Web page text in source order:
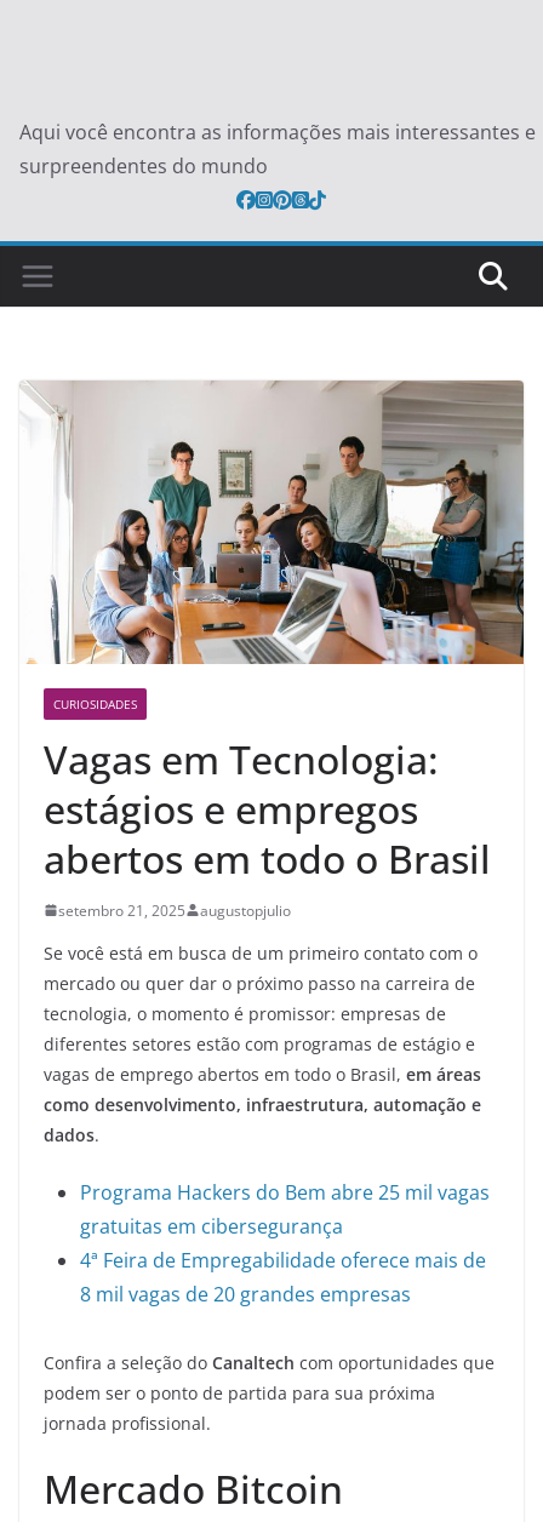
Aqui você encontra as informações mais interessantes e
surpreendentes do mundo
CURIOSIDADES
Vagas em Tecnologia:
estágios e empregos
abertos em todo o Brasil
setembro 21, 2025 augustopjulio
Se você está em busca de um primeiro contato com o
mercado ou quer dar o próximo passo na carreira de
tecnologia, o momento é promissor: empresas de
diferentes setores estão com programas de estágio e
vagas de emprego abertos em todo o Brasil, em áreas
como desenvolvimento, infraestrutura, automação e
dados.
Programa Hackers do Bem abre 25 mil vagas
gratuitas em cibersegurança
4ª Feira de Empregabilidade oferece mais de
8 mil vagas de 20 grandes empresas
Confira a seleção do Canaltech com oportunidades que
podem ser o ponto de partida para sua próxima
jornada profissional.
Mercado Bitcoin